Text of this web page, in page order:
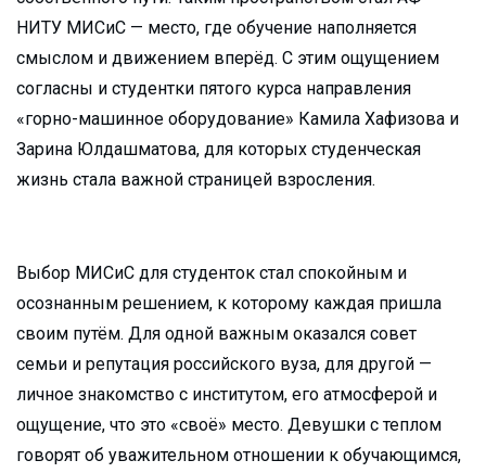
НИТУ МИСиС — место, где обучение наполняется
смыслом и движением вперёд. С этим ощущением
согласны и студентки пятого курса направления
«горно-машинное оборудование» Камила Хафизова и
Зарина Юлдашматова, для которых студенческая
жизнь стала важной страницей взросления.
Выбор МИСиС для студенток стал спокойным и
осознанным решением, к которому каждая пришла
своим путём. Для одной важным оказался совет
семьи и репутация российского вуза, для другой —
личное знакомство с институтом, его атмосферой и
ощущение, что это «своё» место. Девушки с теплом
говорят об уважительном отношении к обучающимся,